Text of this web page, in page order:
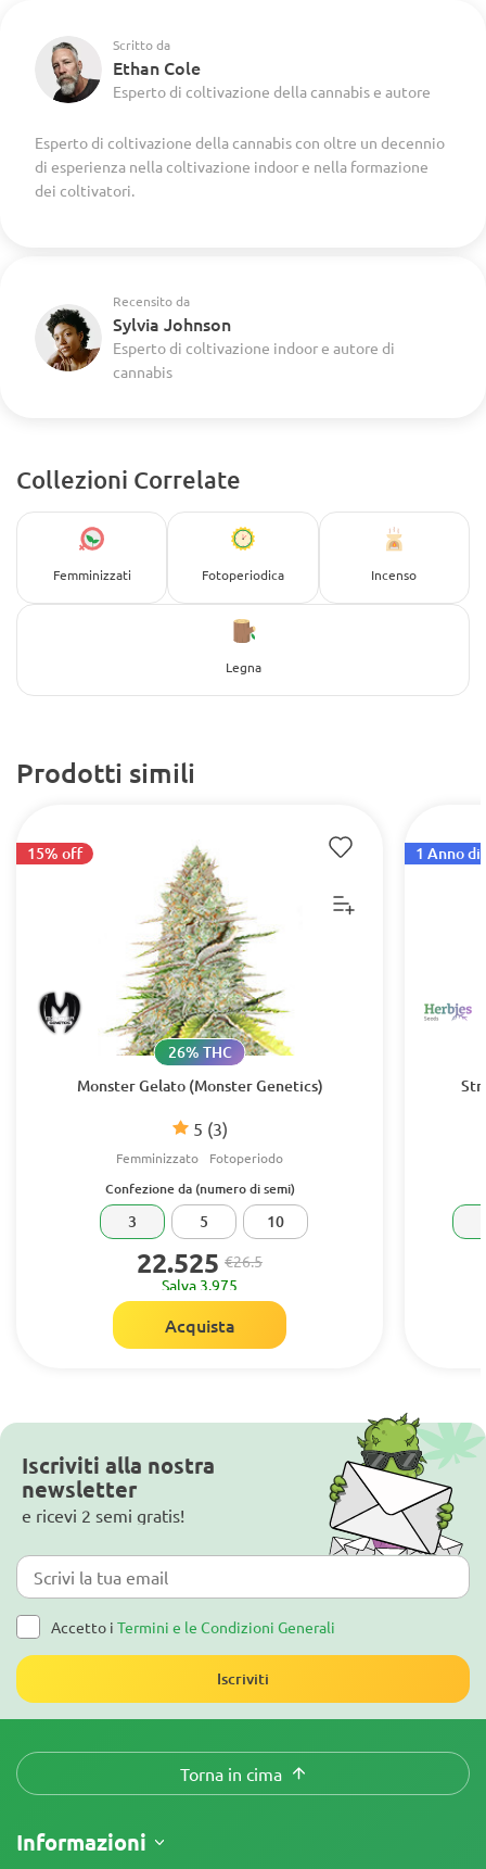
Scritto da
Ethan Cole
Esperto di coltivazione della cannabis e autore
Esperto di coltivazione della cannabis con oltre un decennio
di esperienza nella coltivazione indoor e nella formazione
dei coltivatori.
Recensito da
Sylvia Johnson
Esperto di coltivazione indoor e autore di
cannabis
Collezioni Correlate
Femminizzati Fotoperiodica Incenso
Legna
Prodotti simili
Monster Gelato (Monster Genetics)
5 (3)
26% THC
Femminizzato Fotoperiodo
15% off
Confezione da (numero di semi)
3 5 10
22.525 €26.5
Salva 3.975
Acquista
1 Anno di
Iscriviti alla nostra
newsletter
e ricevi 2 semi gratis!
Accetto i Termini e le Condizioni Generali
Iscriviti
Torna in cima
Informazioni